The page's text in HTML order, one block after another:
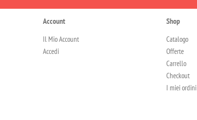
Account
Il Mio Account
Accedi
Shop
Catalogo
Offerte
Carrello
Checkout
I miei ordini